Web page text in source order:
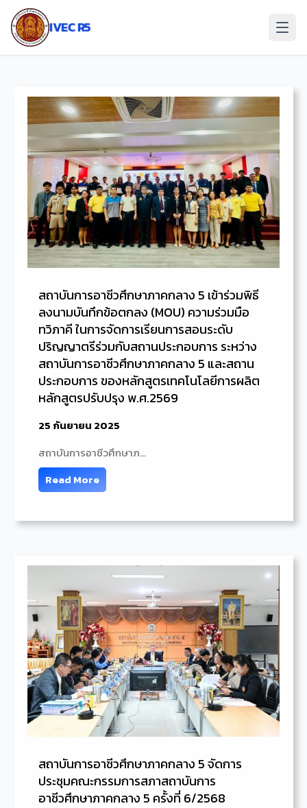
ข้าม
IVEC R5
สถาบันการอาชีวศึกษาภาคกลาง 5 เข้าร่วมพิธี
ลงนามบันทึกข้อตกลง (MOU) ความร่วมมือ
ทวิภาคี ในการจัดการเรียนการสอนระดับ
ปริญญาตรีร่วมกับสถานประกอบการ ระหว่าง
สถาบันการอาชีวศึกษาภาคกลาง 5 และสถาน
ประกอบการ ของหลักสูตรเทคโนโลยีการผลิต
หลักสูตรปรับปรุง พ.ศ.2569
25 กันยายน 2025
สถาบันการอาชีวศึกษาภ…
Read More
สถาบันการอาชีวศึกษาภาคกลาง 5 จัดการ
ประชุมคณะกรรมการสภาสถาบันการ
อาชีวศึกษาภาคกลาง 5 ครั้งที่ 6/2568